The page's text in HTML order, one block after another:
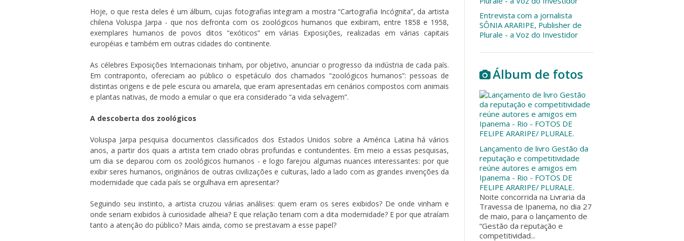
Hoje, o que resta deles é um álbum, cujas fotografias integram a mostra “Cartografia Incógnita”, da artista
chilena Voluspa Jarpa - que nos defronta com os zoológicos humanos que exibiram, entre 1858 e 1958,
exemplares humanos de povos ditos “exóticos” em várias Exposições, realizadas em várias capitais
européias e também em outras cidades do continente.
As célebres Exposições Internacionais tinham, por objetivo, anunciar o progresso da indústria de cada país.
Em contraponto, ofereciam ao público o espetáculo dos chamados "zoológicos humanos”: pessoas de
distintas origens e de pele escura ou amarela, que eram apresentadas em cenários compostos com animais
e plantas nativas, de modo a emular o que era considerado “a vida selvagem”.
A descoberta dos zoológicos
Voluspa Jarpa pesquisa documentos classificados dos Estados Unidos sobre a América Latina há vários
anos, a partir dos quais a artista tem criado obras profundas e contundentes. Em meio a essas pesquisas,
um dia se deparou com os zoológicos humanos - e logo farejou algumas nuances interessantes: por que
exibir seres humanos, originários de outras civilizações e culturas, lado a lado com as grandes invenções da
modernidade que cada país se orgulhava em apresentar?
Seguindo seu instinto, a artista cruzou várias análises: quem eram os seres exibidos? De onde vinham e
onde seriam exibidos à curiosidade alheia? E que relação teriam com a dita modernidade? E por que atraíam
tanto a atenção do público? Mais ainda, como se prestavam a esse papel?
Entrevista com a jornalista
SÔNIA ARARIPE, Publisher de
Plurale - a Voz do Investidor
Álbum de fotos
Lançamento de livro Gestão da
reputação e competitividade
reúne autores e amigos em
Ipanema - Rio - FOTOS DE
FELIPE ARARIPE/ PLURALE.
Noite concorrida na Livraria da
Travessa de Ipanema, no dia 27
de maio, para o lançamento de
“Gestão da reputação e
competitividad...